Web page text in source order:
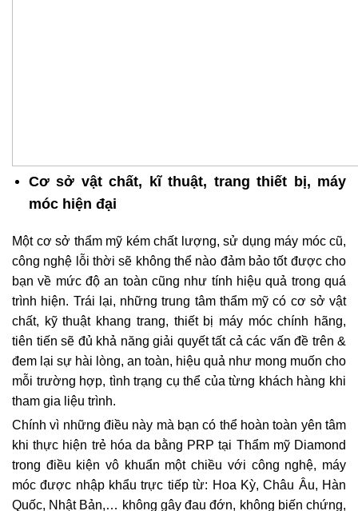
Cơ sở vật chất, kĩ thuật, trang thiết bị, máy
móc hiện đại
Một cơ sở thẩm mỹ kém chất lượng, sử dụng máy móc cũ,
công nghệ lỗi thời sẽ không thể nào đảm bảo tốt được cho
bạn về mức độ an toàn cũng như tính hiệu quả trong quá
trình hiện. Trái lại, những trung tâm thẩm mỹ có cơ sở vật
chất, kỹ thuật khang trang, thiết bị máy móc chính hãng,
tiên tiến sẽ đủ khả năng giải quyết tất cả các vấn đề trên &
đem lại sự hài lòng, an toàn, hiệu quả như mong muốn cho
mỗi trường hợp, tình trạng cụ thể của từng khách hàng khi
tham gia liệu trình.
Chính vì những điều này mà bạn có thể hoàn toàn yên tâm
khi thực hiện trẻ hóa da bằng PRP tại Thẩm mỹ Diamond
trong điều kiện vô khuẩn một chiều với công nghệ, máy
móc được nhập khẩu trực tiếp từ: Hoa Kỳ, Châu Âu, Hàn
Quốc, Nhật Bản,… không gây đau đớn, không biến chứng,